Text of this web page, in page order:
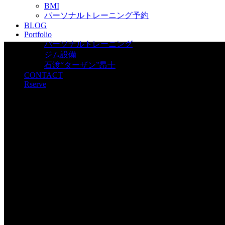
BMI
パーソナルトレーニング予約
BLOG
Portfolio
パーソナルトレーニング
ジム設備
石渡“ターザン”昂士
CONTACT
Rserve